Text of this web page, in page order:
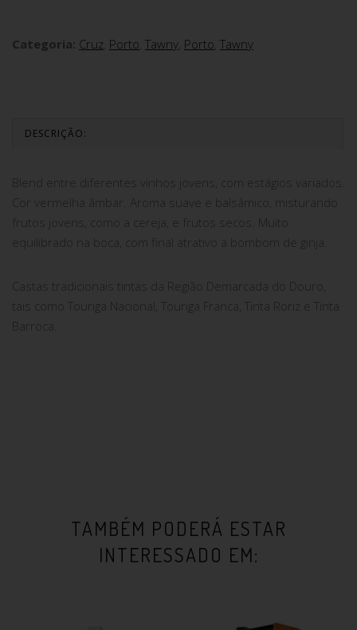
Categoria: Cruz Porto Tawny Porto Tawny
DESCRIÇÃO:
Blend entre diferentes vinhos jovens, com estágios variados.
Cor vermelha âmbar. Aroma suave e balsâmico, misturando
frutos jovens, como a cereja, e frutos secos. Muito
equilibrado na boca, com final atrativo a bombom de ginja.
Castas tradicionais tintas da Região Demarcada do Douro,
tais como Touriga Nacional, Touriga Franca, Tinta Roriz e Tinta
Barroca.
TAMBÉM PODERÁ ESTAR
INTERESSADO EM: